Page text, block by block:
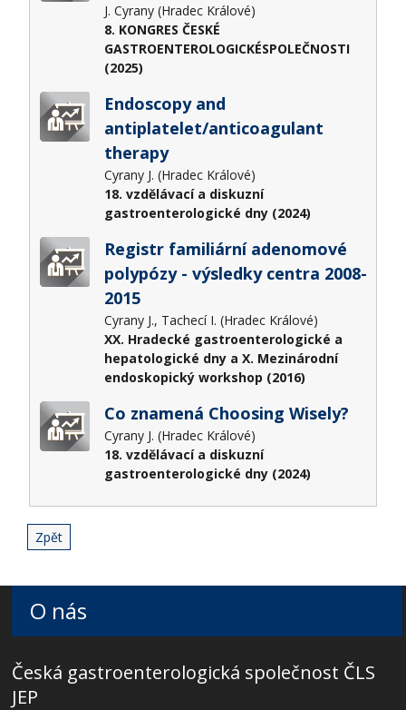
J. Cyrany (Hradec Králové)
8. KONGRES ČESKÉ
GASTROENTEROLOGICKÉSPOLEČNOSTI
(2025)
Endoscopy and
antiplatelet/anticoagulant
therapy
Cyrany J. (Hradec Králové)
18. vzdělávací a diskuzní
gastroenterologické dny (2024)
Registr familiární adenomové
polypózy - výsledky centra 2008-
2015
Cyrany J., Tachecí I. (Hradec Králové)
XX. Hradecké gastroenterologické a
hepatologické dny a X. Mezinárodní
endoskopický workshop (2016)
Co znamená Choosing Wisely?
Cyrany J. (Hradec Králové)
18. vzdělávací a diskuzní
gastroenterologické dny (2024)
Zpět
O nás
Česká gastroenterologická společnost ČLS
JEP